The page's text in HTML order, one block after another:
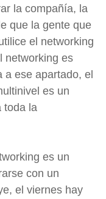
la compañía, la
que la gente que
el networking
networking es
a ese apartado, el
es un
toda la
es un
con un
el viernes hay